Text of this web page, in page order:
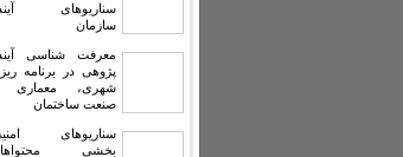
سناریوهای
سازمان
معرفت شناسی
پژوهی در برنامه
شهری، معماری
صنعت ساختمان
سناریوهای
بخشی